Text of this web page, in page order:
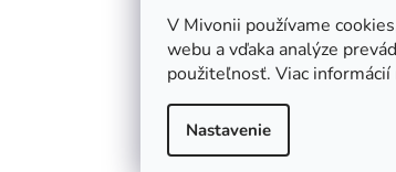
V Mivonii používame
webu a vďaka analýze
použiteľnosť. Viac informácií
Nastavenie